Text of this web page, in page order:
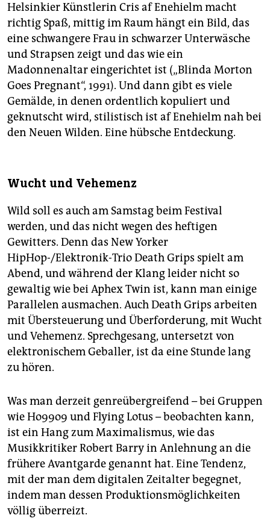
Helsinkier Künstlerin Cris af Enehielm macht
richtig Spaß, mittig im Raum hängt ein Bild, das
eine schwangere Frau in schwarzer Unterwäsche
und Strapsen zeigt und das wie ein
Madonnenaltar eingerichtet ist („Blinda Morton
Goes Pregnant“, 1991). Und dann gibt es viele
Gemälde, in denen ordentlich kopuliert und
geknutscht wird, stilistisch ist af Enehielm nah bei
den Neuen Wilden. Eine hübsche Entdeckung.
Wucht und Vehemenz
Wild soll es auch am Samstag beim Festival
werden, und das nicht wegen des heftigen
Gewitters. Denn das New Yorker
HipHop-/Elektronik-Trio Death Grips spielt am
Abend, und während der Klang leider nicht so
gewaltig wie bei Aphex Twin ist, kann man einige
Parallelen ausmachen. Auch Death Grips arbeiten
mit Übersteuerung und Überforderung, mit Wucht
und Vehemenz. Sprechgesang, untersetzt von
elektronischem Geballer, ist da eine Stunde lang
zu hören.
Was man derzeit genreübergreifend – bei Gruppen
wie Ho99o9 und Flying Lotus – beobachten kann,
ist ein Hang zum Maximalismus, wie das
Musikkritiker Robert Barry in Anlehnung an die
frühere Avantgarde genannt hat. Eine Tendenz,
mit der man dem digitalen Zeitalter begegnet,
indem man dessen Produktionsmöglichkeiten
völlig überreizt.